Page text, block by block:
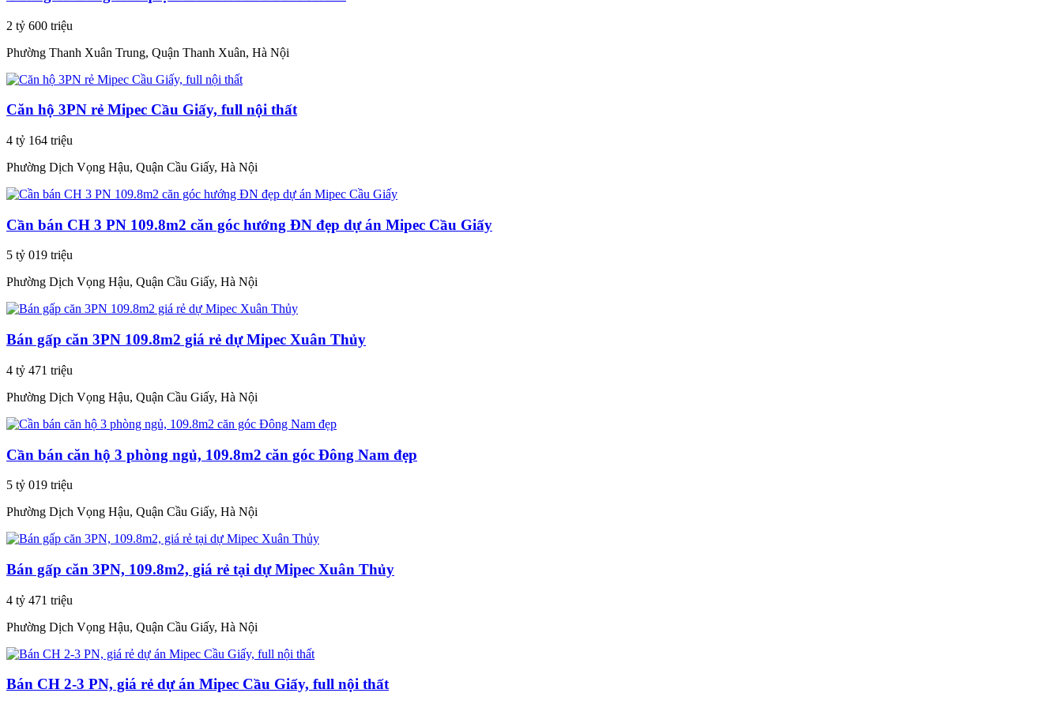
2 tỷ 600 triệu
Phường Thanh Xuân Trung, Quận Thanh Xuân, Hà Nội
Căn hộ 3PN rẻ Mipec Cầu Giấy, full nội thất
4 tỷ 164 triệu
Phường Dịch Vọng Hậu, Quận Cầu Giấy, Hà Nội
Cần bán CH 3 PN 109.8m2 căn góc hướng ĐN đẹp dự án Mipec Cầu Giấy
5 tỷ 019 triệu
Phường Dịch Vọng Hậu, Quận Cầu Giấy, Hà Nội
Bán gấp căn 3PN 109.8m2 giá rẻ dự Mipec Xuân Thủy
4 tỷ 471 triệu
Phường Dịch Vọng Hậu, Quận Cầu Giấy, Hà Nội
Cần bán căn hộ 3 phòng ngủ, 109.8m2 căn góc Đông Nam đẹp
5 tỷ 019 triệu
Phường Dịch Vọng Hậu, Quận Cầu Giấy, Hà Nội
Bán gấp căn 3PN, 109.8m2, giá rẻ tại dự Mipec Xuân Thủy
4 tỷ 471 triệu
Phường Dịch Vọng Hậu, Quận Cầu Giấy, Hà Nội
Bán CH 2-3 PN, giá rẻ dự án Mipec Cầu Giấy, full nội thất